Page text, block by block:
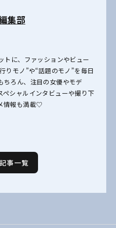
集部
トに、ファッションやビュー
りモノ”や“話題のモノ”を毎日
ちろん、注目の女優やモデ
シャルインタビューや撮り下
情報も満載♡
事一覧